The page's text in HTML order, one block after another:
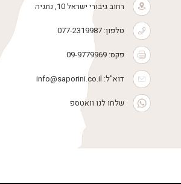
רחוב גיבורי ישראל 10, נתניה
טלפון: 077-2319987
פקס: 09-9779969
דוא"ל: info@saporini.co.il
שלחו לנו וואטספ